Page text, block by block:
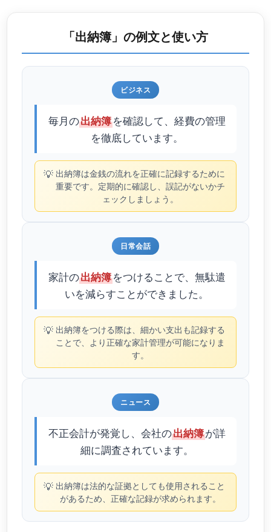
「出納簿」の例文と使い方
ビジネス
毎月の出納簿を確認して、経費の管理
を徹底しています。
💡 出納簿は金銭の流れを正確に記録するために
重要です。定期的に確認し、誤記がないかチ
ェックしましょう。
日常会話
家計の出納簿をつけることで、無駄遣
いを減らすことができました。
💡 出納簿をつける際は、細かい支出も記録する
ことで、より正確な家計管理が可能になりま
す。
ニュース
不正会計が発覚し、会社の出納簿が詳
細に調査されています。
💡 出納簿は法的な証拠としても使用されること
があるため、正確な記録が求められます。